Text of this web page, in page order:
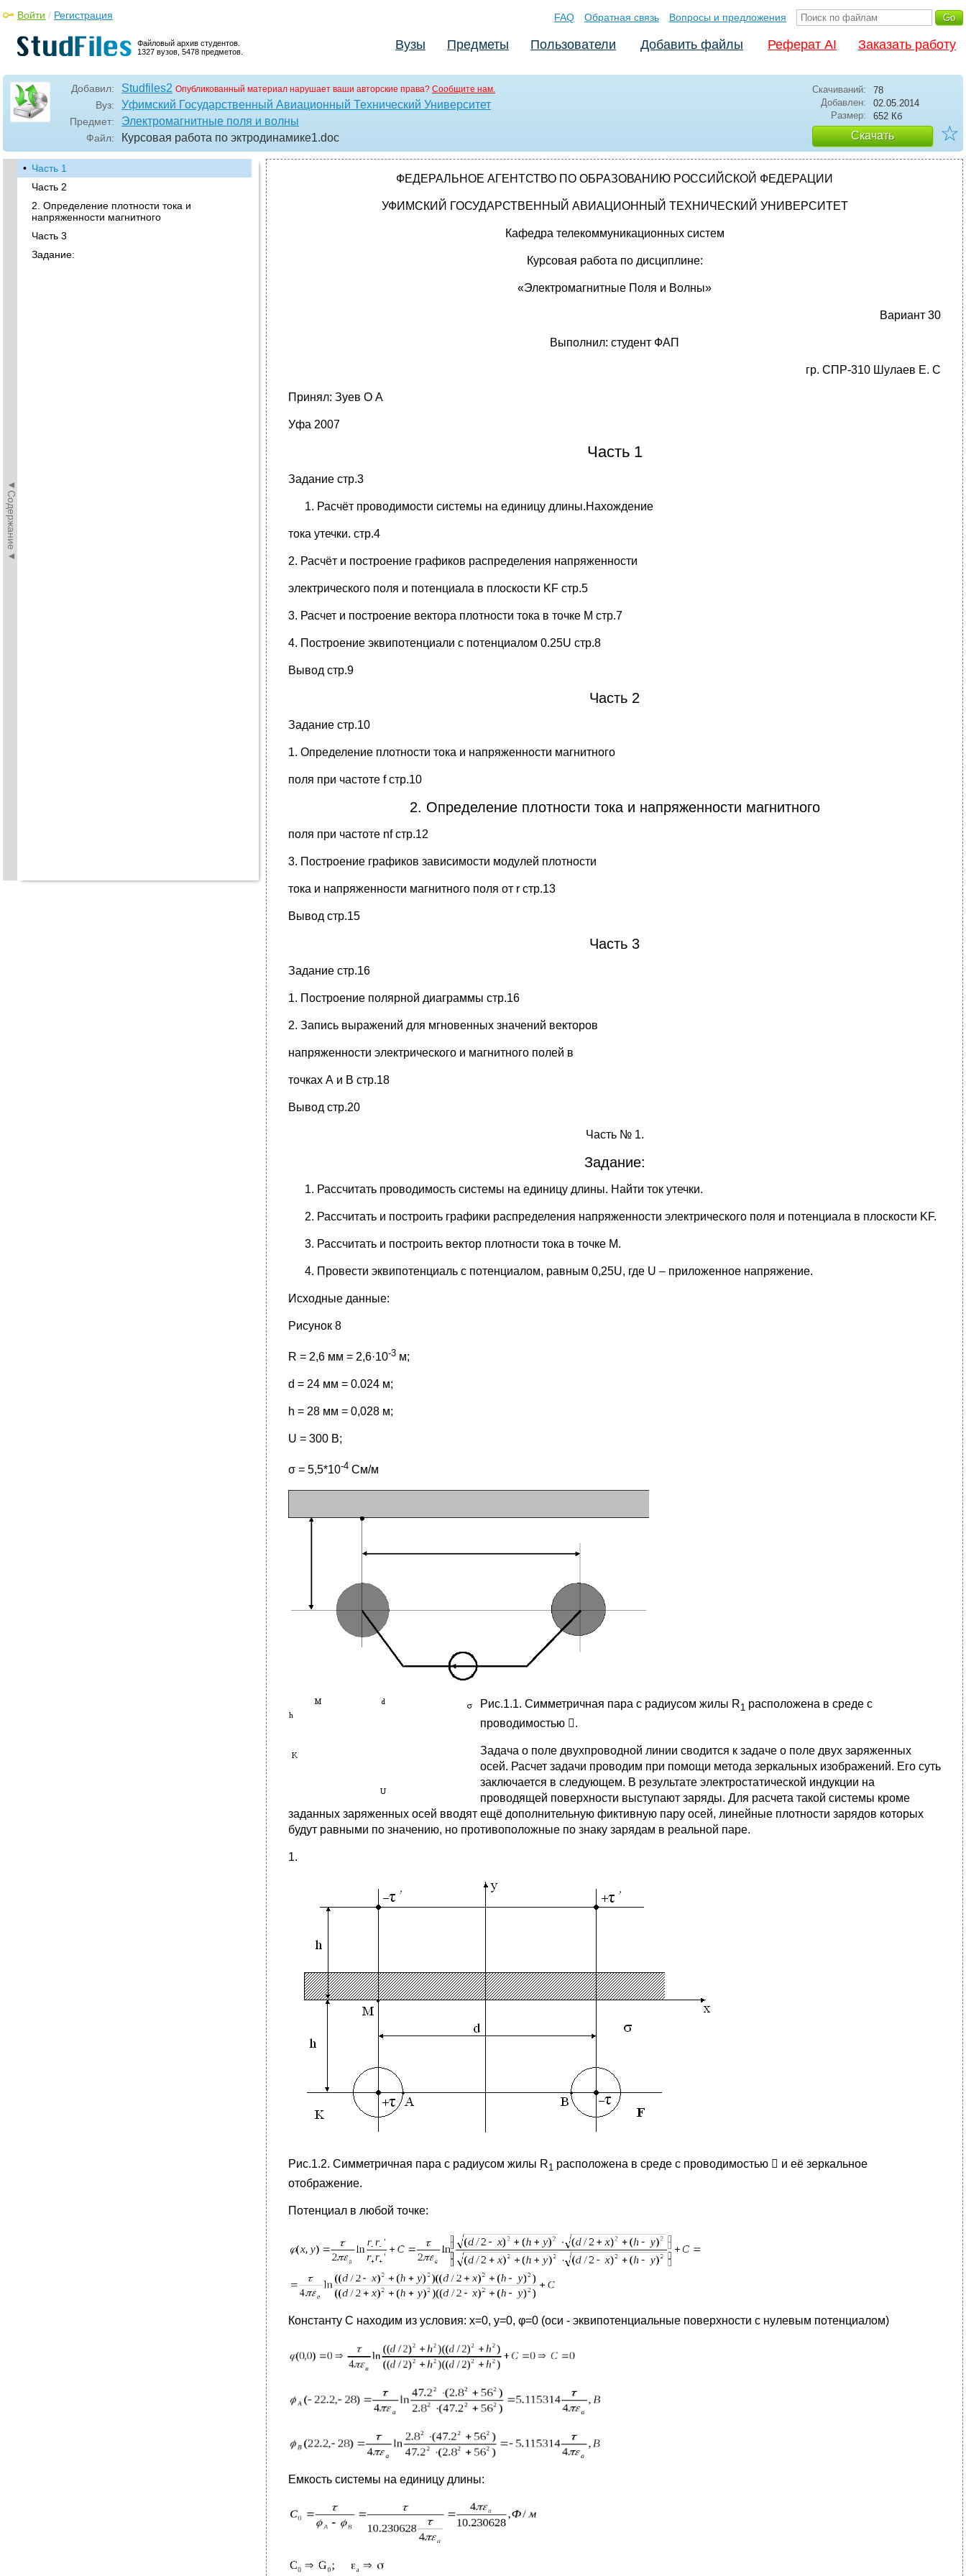
Файловый архив студентов.
1327 вузов, 5478 предметов.
Войти / Регистрация FAQ Обратная связь Вопросы и предложения
Вузы Предметы Пользователи Добавить файлы Реферат AI Заказать работу
Добавил: Studfiles2 Опубликованный материал нарушает ваши авторские права? Сообщите нам.
Вуз: Уфимский Государственный Авиационный Технический Университет
Предмет: Электромагнитные поля и волны
Файл: Курсовая работа по эктродинамике1.doc
Скачиваний:
78
Добавлен:
02.05.2014
Размер:
652 Кб
Скачать ☆
◄Содержание◄
• Часть 1
Часть 2
2. Определение плотности тока и
напряженности магнитного
Часть 3
Задание:
ФЕДЕРАЛЬНОЕ АГЕНТСТВО ПО ОБРАЗОВАНИЮ РОССИЙСКОЙ ФЕДЕРАЦИИ
УФИМСКИЙ ГОСУДАРСТВЕННЫЙ АВИАЦИОННЫЙ ТЕХНИЧЕСКИЙ УНИВЕРСИТЕТ
Кафедра телекоммуникационных систем
Курсовая работа по дисциплине:
«Электромагнитные Поля и Волны»
Вариант 30
Выполнил: студент ФАП
гр. СПР-310 Шулаев Е. С
Принял: Зуев О А
Уфа 2007
Часть 1
Задание стр.3
Расчёт проводимости системы на единицу длины.Нахождение
тока утечки. стр.4
2. Расчёт и построение графиков распределения напряженности
электрического поля и потенциала в плоскости KF стр.5
3. Расчет и построение вектора плотности тока в точке М стр.7
4. Построение эквипотенциали с потенциалом 0.25U стр.8
Вывод стр.9
Часть 2
Задание стр.10
1. Определение плотности тока и напряженности магнитного
поля при частоте f стр.10
2. Определение плотности тока и напряженности магнитного
поля при частоте nf стр.12
3. Построение графиков зависимости модулей плотности
тока и напряженности магнитного поля от r стр.13
Вывод стр.15
Часть 3
Задание стр.16
1. Построение полярной диаграммы стр.16
2. Запись выражений для мгновенных значений векторов
напряженности электрического и магнитного полей в
точках А и В стр.18
Вывод стр.20
Часть № 1.
Задание:
Рассчитать проводимость системы на единицу длины. Найти ток утечки.
Рассчитать и построить графики распределения напряженности электрического поля и потенциала в плоскости KF.
Рассчитать и построить вектор плотности тока в точке М.
Провести эквипотенциаль с потенциалом, равным 0,25U, где U – приложенное напряжение.
Исходные данные:
Рисунок 8
R = 2,6 мм = 2,6·10-3 м;
d = 24 мм = 0.024 м;
h = 28 мм = 0,028 м;
U = 300 В;
σ = 5,5*10-4 См/м
Рис.1.1. Симметричная пара с радиусом жилы R1 расположена в среде с
проводимостью .
Задача о поле двухпроводной линии сводится к задаче о поле двух заряженных
осей. Расчет задачи проводим при помощи метода зеркальных изображений. Его суть
заключается в следующем. В результате электростатической индукции на
проводящей поверхности выступают заряды. Для расчета такой системы кроме
заданных заряженных осей вводят ещё дополнительную фиктивную пару осей, линейные плотности зарядов которых
будут равными по значению, но противоположные по знаку зарядам в реальной паре.
1.
Рис.1.2. Симметричная пара с радиусом жилы R1 расположена в среде с проводимостью  и её зеркальное
отображение.
Потенциал в любой точке:
Константу С находим из условия: х=0, y=0, φ=0 (оси - эквипотенциальные поверхности с нулевым потенциалом)
Емкость системы на единицу длины: